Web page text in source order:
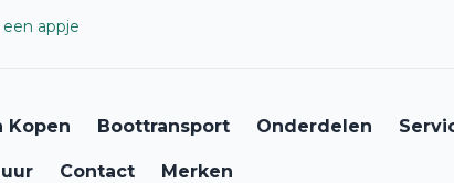
appje
Kopen Boottransport Onderdelen
Contact Merken